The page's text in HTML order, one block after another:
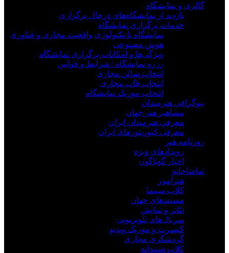
گالری و نمایشگاه
بازدید از نمایشگاه‌های درحال برگزاری
خدمات برگزاری نمایشگاه
نمایشگاه با تکنولوژی واقعیت مجازی و فناوری
هوش مصنوعی
ویژگی‌ها و امکانات برگزاری نمایشگاه
رزرو نمایشگاه / شرایط و قوانین
انتخاب سالن مجازی
انتخاب قاب مجازی
انتخاب موزیک نمایشگاه
بیوگرافی هنرمندان
مشاهیر هنر جهان
معرفی هنرمندان ایران
معرفی کیوریتورهای ایران
روزنامه هنر
رویدادهای ویژه
اخبار گوناگون
تماشاخانه
هنرآموز
کلاب سینما
مستندهای جهان
تئاتر و نمایش
سریال‌های تلویزیونی
کنسرت و موزیک ویدیو
گردشگری مجازی
کلاب شنیدانه